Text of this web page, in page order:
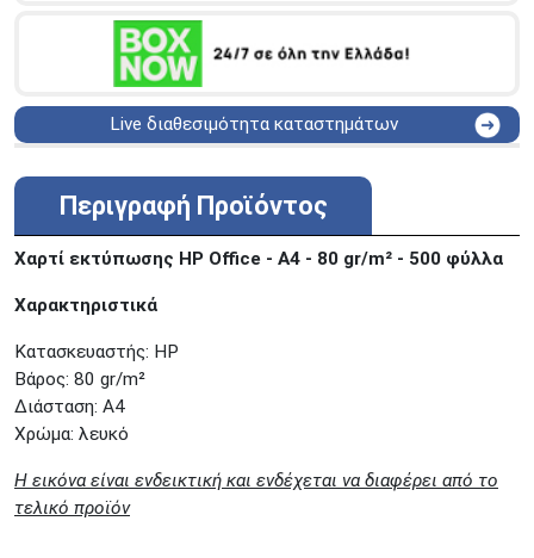
Live διαθεσιμότητα καταστημάτων
ΑΘΗΝΑ
Στουρνάρη 27
ΠΕΡΙΣΤΕΡΙ
ΠΕΙΡΑΙΑΣ
Μαυρομιχάλη 1 και Ακτή
ΜΕΤΑΜΟΡΦΩΣΗ
ΓΛΥΦΑΔΑ
ΚΟΛΩΝΟΣ
ΚΕΝΤΡΙΚΕΣ ΑΠΟΘΗΚΕΣ
Προσοχή!Η Διαθεσιμότητα μεταβάλλεται συνεχώς
Διαβάστε εδώ
Περιγραφή Προϊόντος
Χαρτί εκτύπωσης HP Office - A4 - 80 gr/m² - 500 φύλλα
Χαρακτηριστικά
Κατασκευαστής: HP
Βάρος: 80 gr/m²
Διάσταση: Α4
Χρώμα: λευκό
H εικόνα είναι ενδεικτική και ενδέχεται να διαφέρει από το
τελικό προϊόν